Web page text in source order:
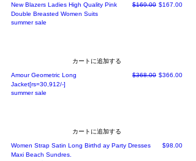
New Blazers Ladies High Quality Pink
Double Breasted Women Suits
通常価格
$169.00 セール価格
$167.00
summer sale
カートに追加する
Amour Geometric Long
Jacket[rs=30,912/-]
通常価格
$368.00 セール価格
$366.00
summer sale
カートに追加する
Women Strap Satin Long Birthd ay Party Dresses
Maxi Beach Sundres.
価格
$98.00